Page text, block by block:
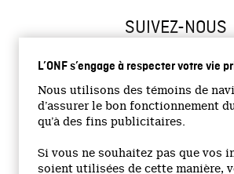
L’ONF s’engage à respecter votre vie
Nous utilisons des témoins de
d’assurer le bon fonctionnement
qu’à des fins publicitaires.
Si vous ne souhaitez pas que vos
soient utilisées de cette manière,
SUIVEZ-NOUS
Site institutionnel